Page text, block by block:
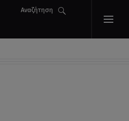
Αναζήτηση